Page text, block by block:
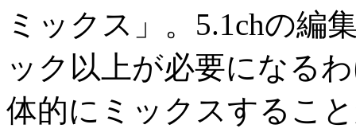
ミックス」。5.1chの編
ック以上が必要になる
体的にミックスするこ